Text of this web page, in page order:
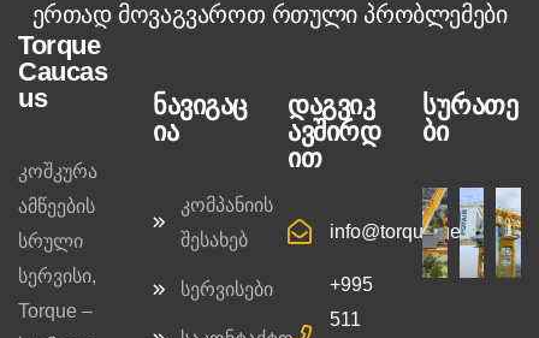
ერთად მოვაგვაროთ რთული პრობლემები
Torque
Caucas
us
კოშკურა
ამწეების
სრული
სერვისი,
Torque –
ნავიგაც
ია
კომპანიის
შესახებ
სერვისები
დაგვიკ
ავშირდ
ით
info@torque.ge
+995
511
სურათე
ბი